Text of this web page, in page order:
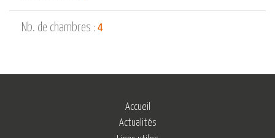
Nb. de chambres : 4
Accueil
Actualités